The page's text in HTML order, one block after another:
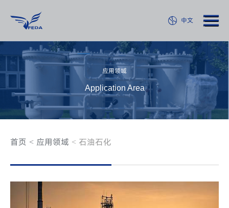
中文
应用领域
Application Area
首页 应用领域 石油石化